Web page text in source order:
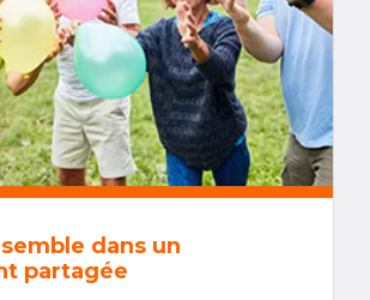
dans un
partagée